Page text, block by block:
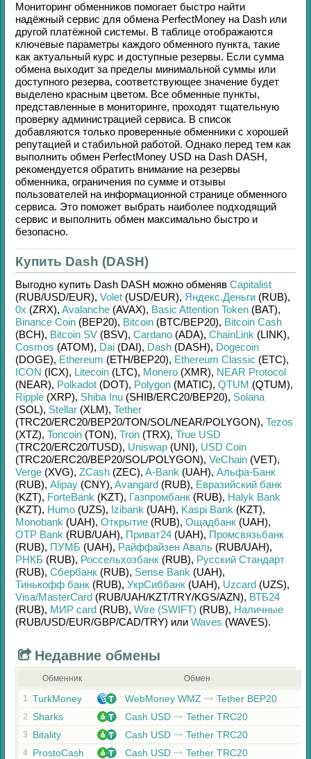
Мониторинг обменников помогает быстро найти
надёжный сервис для обмена PerfectMoney на Dash или
другой платёжной системы. В таблице отображаются
ключевые параметры каждого обменного пункта, такие
как актуальный курс и доступные резервы. Если сумма
обмена выходит за пределы минимальной суммы или
доступного резерва, соответствующее значение будет
выделено красным цветом. Все обменные пункты,
представленные в мониторинге, проходят тщательную
проверку администрацией сервиса. В список
добавляются только проверенные обменники с хорошей
репутацией и стабильной работой. Однако перед тем как
выполнить обмен PerfectMoney USD на Dash DASH,
рекомендуется обратить внимание на резервы
обменника, ограничения по сумме и отзывы
пользователей на информационной странице обменного
сервиса. Это поможет выбрать наиболее подходящий
сервис и выполнить обмен максимально быстро и
безопасно.
Купить Dash (DASH)
Выгодно купить Dash DASH можно обменяв Capitalist
(RUB/USD/EUR), Volet (USD/EUR), Яндекс.Деньги (RUB),
0x (ZRX), Avalanche (AVAX), Basic Attention Token (BAT),
Binance Coin (BEP20), Bitcoin (BTC/BEP20), Bitcoin Cash
(BCH), Bitcoin SV (BSV), Cardano (ADA), ChainLink (LINK),
Cosmos (ATOM), Dai (DAI), Dash (DASH), Dogecoin
(DOGE), Ethereum (ETH/BEP20), Ethereum Classic (ETC),
ICON (ICX), Litecoin (LTC), Monero (XMR), NEAR Protocol
(NEAR), Polkadot (DOT), Polygon (MATIC), QTUM (QTUM),
Ripple (XRP), Shiba Inu (SHIB/ERC20/BEP20), Solana
(SOL), Stellar (XLM), Tether
(TRC20/ERC20/BEP20/TON/SOL/NEAR/POLYGON), Tezos
(XTZ), Toncoin (TON), Tron (TRX), True USD
(TRC20/ERC20/TUSD), Uniswap (UNI), USD Coin
(TRC20/ERC20/BEP20/SOL/POLYGON), VeChain (VET),
Verge (XVG), ZCash (ZEC), A-Bank (UAH), Альфа-Банк
(RUB), Alipay (CNY), Avangard (RUB), Евразийский банк
(KZT), ForteBank (KZT), Газпромбанк (RUB), Halyk Bank
(KZT), Humo (UZS), Izibank (UAH), Kaspi Bank (KZT),
Monobank (UAH), Открытие (RUB), Ощадбанк (UAH),
OTP Bank (RUB/UAH), Приват24 (UAH), Промсвязьбанк
(RUB), ПУМБ (UAH), Райффайзен Аваль (RUB/UAH),
РНКБ (RUB), Россельхозбанк (RUB), Русский Стандарт
(RUB), Сбербанк (RUB), Sense Bank (UAH),
Тинькофф банк (RUB), УкрСиббанк (UAH), Uzcard (UZS),
Visa/MasterCard (RUB/UAH/KZT/TRY/KGS/AZN), ВТБ24
(RUB), МИР card (RUB), Wire (SWIFT) (RUB), Наличные
(RUB/USD/EUR/GBP/CAD/TRY) или Waves (WAVES).
Недавние обмены
Обменник Обмен
1 TurkMoney WebMoney WMZ Tether BEP20
2 Sharks Cash USD Tether TRC20
3 Bitality Cash USD Tether TRC20
4 ProstoCash Cash USD Tether TRC20